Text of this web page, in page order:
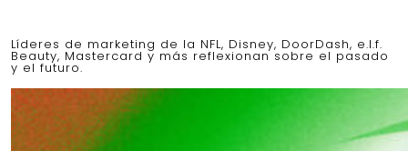
Líderes de marketing de la NFL, Disney, DoorDash, e.l.f.
Beauty, Mastercard y más reflexionan sobre el pasado
y el futuro.